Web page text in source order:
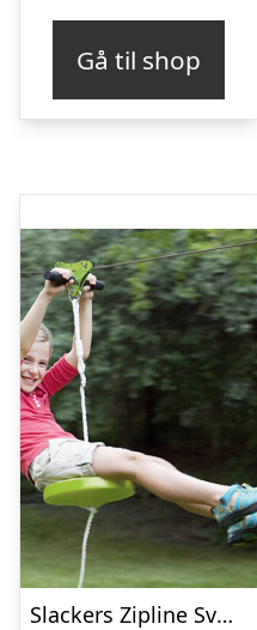
Gå til shop
Slackers Zipline Svævebane